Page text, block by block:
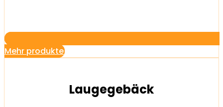
Mehr produkte
Laugegebäck